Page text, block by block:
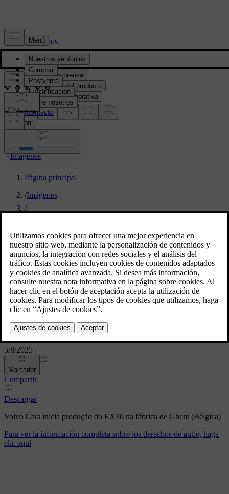
Prensa y Medios
Material de prensa
Información del producto
Información corporativa
Contacto de medios
location:
PY
Imágenes
Página principal
/Imágenes
/
Volvo Cars inicia produção do
EX30 na fábrica de Ghent
(Bélgica)
5/8/2025
Marcador
Compartir
Descargar
Volvo Cars inicia produção do EX30 na fábrica de Ghent (Bélgica)
Para ver la información completa sobre los derechos de autor, haga
clic aquí